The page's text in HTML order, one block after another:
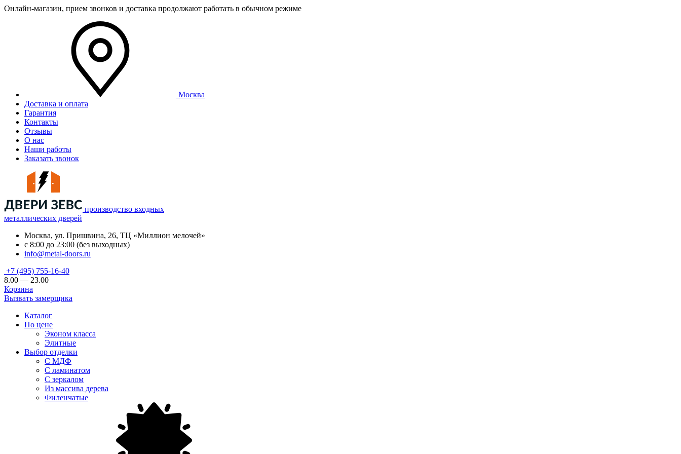
Онлайн-магазин, прием звонков и доставка продолжают работать в обычном режиме
Москва
Доставка и оплата
Гарантия
Контакты
Отзывы
О нас
Наши работы
Заказать звонок
производство входных
металлических дверей
Москва, ул. Пришвина, 26, ТЦ «Миллион мелочей»
с 8:00 до 23:00 (без выходных)
info@metal-doors.ru
+7 (495) 755-16-40
8.00 — 23.00
Корзина
Вызвать замерщика
Каталог
По цене
Эконом класса
Элитные
Выбор отделки
С МДФ
С ламинатом
С зеркалом
Из массива дерева
Филенчатые